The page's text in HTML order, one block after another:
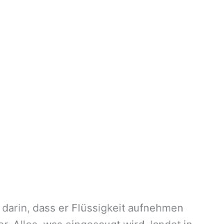
dass er Flüssigkeit aufnehmen